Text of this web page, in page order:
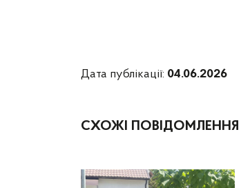
Дата публікації: 04.06.2026
СХОЖІ ПОВІДОМЛЕННЯ